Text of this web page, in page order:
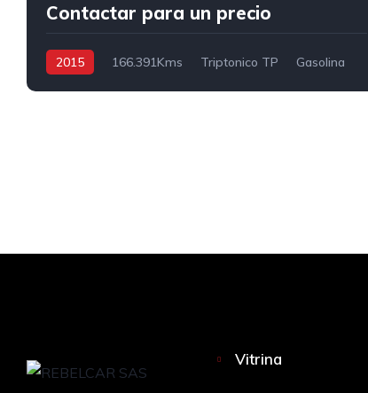
Contactar para un precio
2015 166.391Kms Triptonico TP
Gasolina
Vitrina